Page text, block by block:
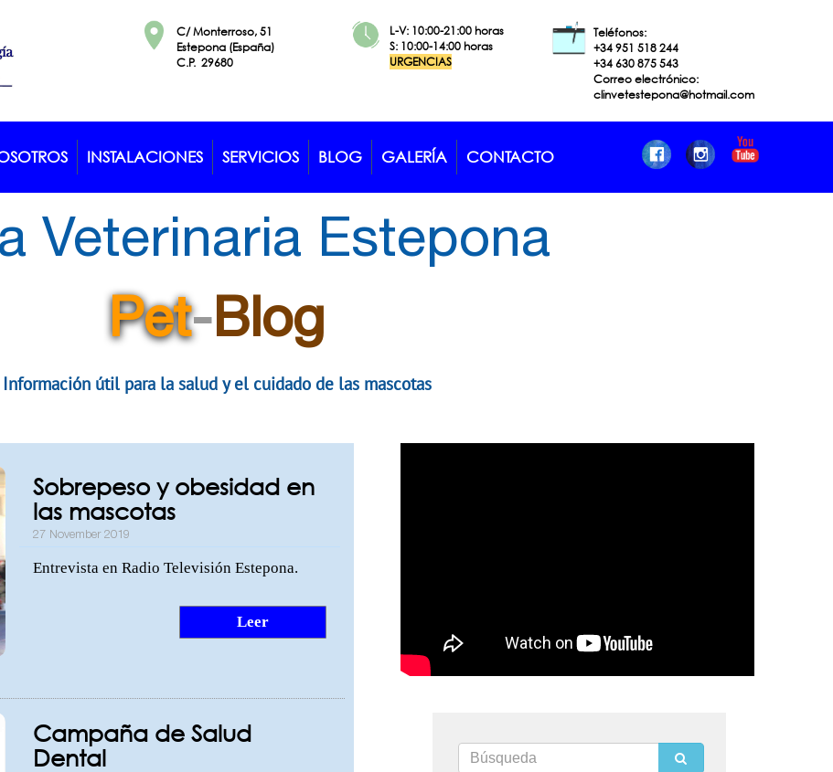
Teléfonos:
+34 951 518244
+34 630 875 543
Correo electrónico:
clinvetestepona@hotmail.com
L-V: 10:00-21:00 horas
S: 10:00-14:00 horas
URGENCIAS
C/ Monterroso, 51
Estepona (España)
​​​​​​​C.P. 29680
Sobrepeso y obesidad en
las mascotas
27 November 2019
Leer
Campaña de Salud
Dental
Pet-Blog
Información útil para la salud y el cuidado de las mascotas
INSTALACIONES SERVICIOS BLOG GALERÍA CONTACTO
Veterinaria Estepona